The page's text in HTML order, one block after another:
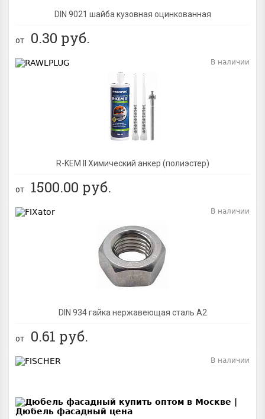
DIN 9021 шайба кузовная оцинкованная
от 0.30 руб.
R-KEM II Химический анкер (полиэстер)
В наличии
от 1500.00 руб.
DIN 934 гайка нержавеющая сталь A2
В наличии
от 0.61 руб.
В наличии